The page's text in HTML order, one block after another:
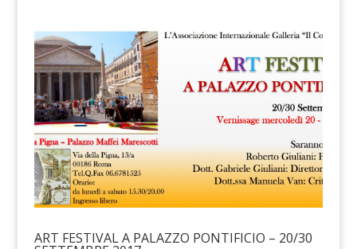
ART FESTIVAL A PALAZZO PONTIFICIO – 20/30